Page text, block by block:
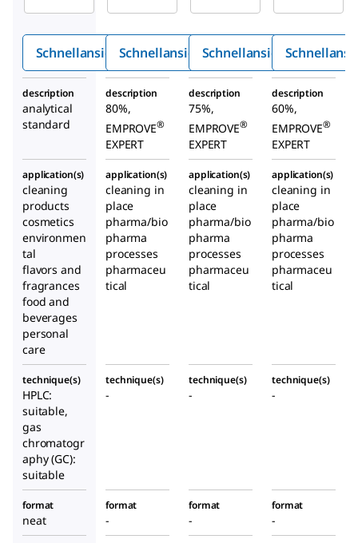
SchnellansichtSchnellansichtSchnellansicht
description
analytical
standard
description
80%,
EMPROVE®
EXPERT
description
75%,
EMPROVE®
EXPERT
description
60%,
EMPROVE®
EXPERT
application(s)
cleaning
products
cosmetics
environmen
tal
flavors and
fragrances
food and
beverages
personal
care
application(s)
cleaning in
place
pharma/bio
pharma
processes
pharmaceu
tical
application(s)
cleaning in
place
pharma/bio
pharma
processes
pharmaceu
tical
application(s)
cleaning in
place
pharma/bio
pharma
processes
pharmaceu
tical
technique(s)
HPLC:
suitable,
gas
chromatogr
aphy (GC):
suitable
technique(s)
-
technique(s)
-
technique(s)
-
format
neat
format
-
format
-
format
-